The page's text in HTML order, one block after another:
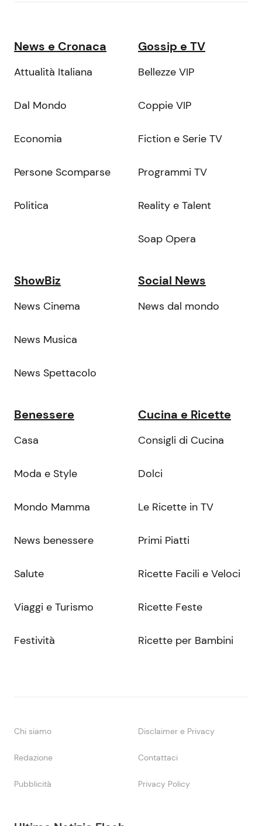
News e Cronaca
Attualità Italiana
Dal Mondo
Economia
Persone Scomparse
Politica
Gossip e TV
Bellezze VIP
Coppie VIP
Fiction e Serie TV
Programmi TV
Reality e Talent
Soap Opera
ShowBiz
News Cinema
News Musica
News Spettacolo
Social News
News dal mondo
Benessere
Casa
Moda e Style
Mondo Mamma
News benessere
Salute
Viaggi e Turismo
Festività
Cucina e Ricette
Consigli di Cucina
Dolci
Le Ricette in TV
Primi Piatti
Ricette Facili e Veloci
Ricette Feste
Ricette per Bambini
Chi siamo Disclaimer e Privacy
Redazione Contattaci
Pubblicità Privacy Policy